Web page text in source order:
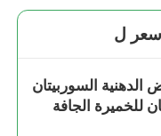
ل
الدهنية السوربيتان
للخميرة الجافة